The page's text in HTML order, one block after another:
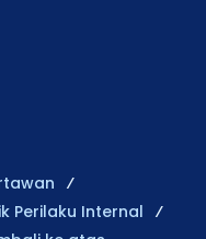
Perilaku Internal